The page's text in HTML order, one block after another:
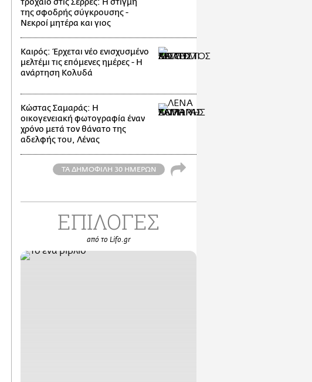
τροχαίο στις Σέρρες: Η στιγμή
της σφοδρής σύγκρουσης -
Νεκροί μητέρα και γιος
Καιρός: Έρχεται νέο ενισχυσμένο
μελτέμι τις επόμενες ημέρες - Η
ανάρτηση Κολυδά
Κώστας Σαμαράς: Η
οικογενειακή φωτογραφία έναν
χρόνο μετά τον θάνατο της
αδελφής του, Λένας
ΤΑ ΔΗΜΟΦΙΛΗ 30 ΗΜΕΡΩΝ
ΕΠΙΛΟΓΕΣ
από το Lifo.gr